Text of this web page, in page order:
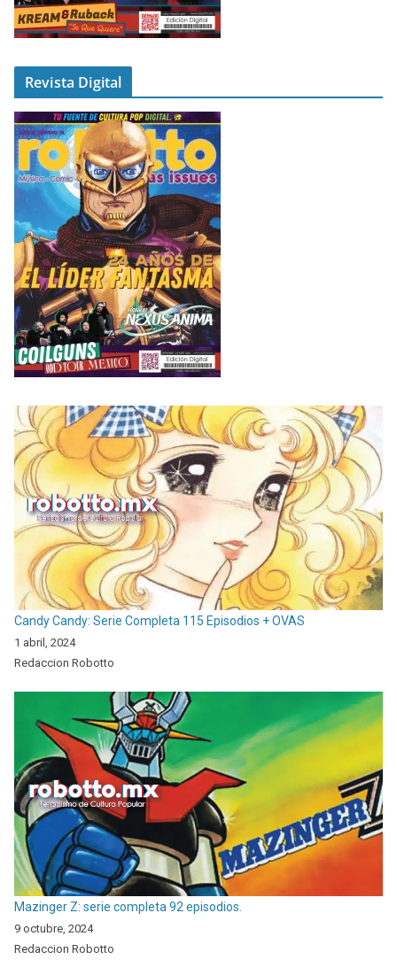
Revista Digital
Candy Candy: Serie Completa 115 Episodios + OVAS
1 abril, 2024
Redaccion Robotto
Mazinger Z: serie completa 92 episodios.
9 octubre, 2024
Redaccion Robotto